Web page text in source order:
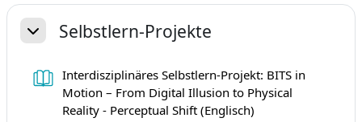
SažmiSelbstlern-Projekte
Interdisziplinäres Selbstlern-Projekt: BITS in
Motion – From Digital Illusion to Physical
Reality - Perceptual Shift (Englisch)